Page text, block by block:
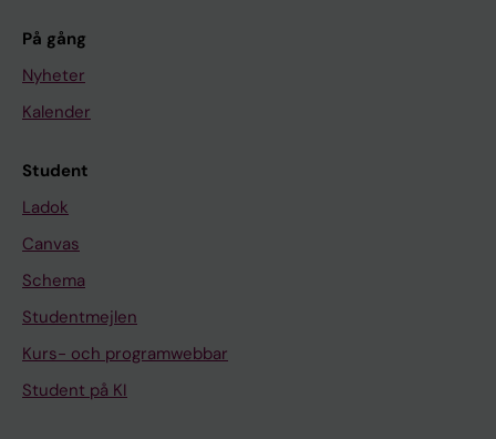
På gång
Nyheter
Kalender
Student
Ladok
Canvas
Schema
Studentmejlen
Kurs- och programwebbar
Student på KI